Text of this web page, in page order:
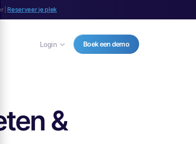
|Reserveer je plek
Login Boek een demo
&